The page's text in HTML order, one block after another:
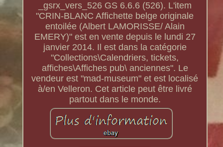
_gsrx_vers_526 GS 6.6.6 (526). L'item
"CRIN-BLANC Affichette belge originale
entoilée (Albert LAMORISSE/ Alain
EMERY)" est en vente depuis le lundi 27
janvier 2014. Il est dans la catégorie
"Collections\Calendriers, tickets,
affiches\Affiches pub\ anciennes". Le
vendeur est "mad-museum" et est localisé
à/en Velleron. Cet article peut être livré
partout dans le monde.